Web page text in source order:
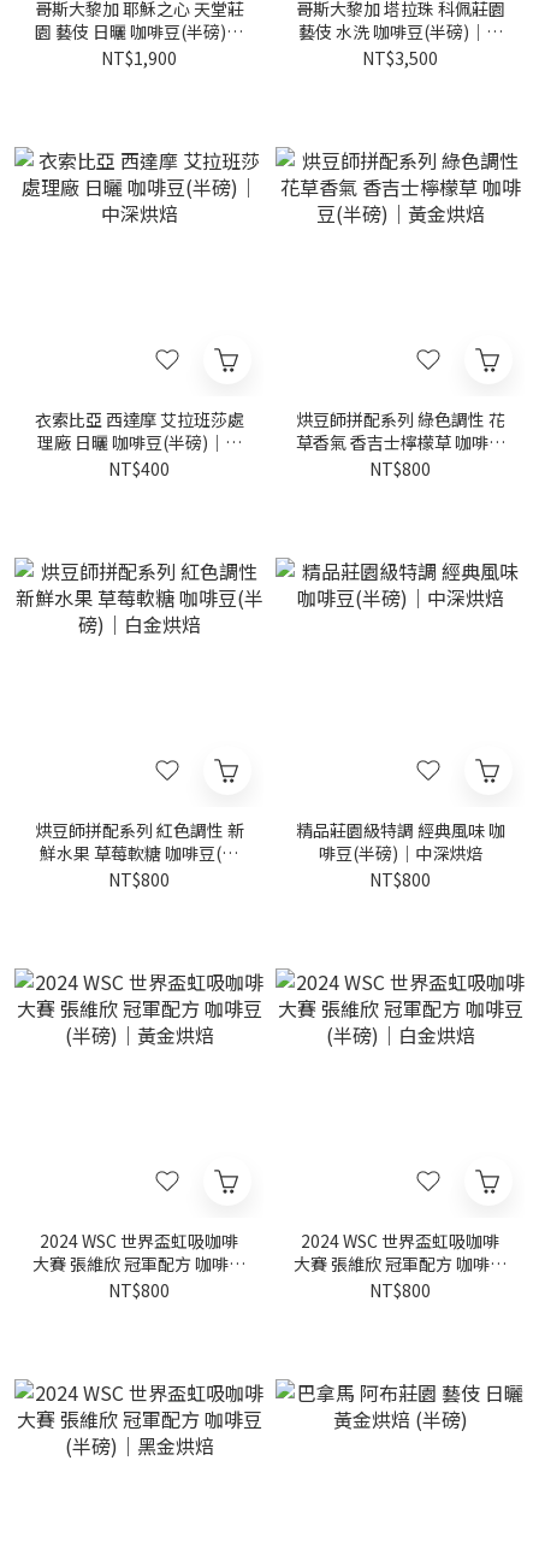
哥斯大黎加 耶穌之心 天堂莊
園 藝伎 日曬 咖啡豆(半磅)｜
黃金烘焙
NT$1,900
哥斯大黎加 塔拉珠 科佩莊園
藝伎 水洗 咖啡豆(半磅)｜黃
金烘焙
NT$3,500
衣索比亞 西達摩 艾拉班莎處
理廠 日曬 咖啡豆(半磅)｜中
深烘焙
NT$400
烘豆師拼配系列 綠色調性 花
草香氣 香吉士檸檬草 咖啡豆
(半磅)｜黃金烘焙
NT$800
烘豆師拼配系列 紅色調性 新
鮮水果 草莓軟糖 咖啡豆(半
磅)｜白金烘焙
NT$800
精品莊園級特調 經典風味 咖
啡豆(半磅)｜中深烘焙
NT$800
2024 WSC 世界盃虹吸咖啡
大賽 張維欣 冠軍配方 咖啡豆
(半磅)｜黃金烘焙
NT$800
2024 WSC 世界盃虹吸咖啡
大賽 張維欣 冠軍配方 咖啡豆
(半磅)｜白金烘焙
NT$800